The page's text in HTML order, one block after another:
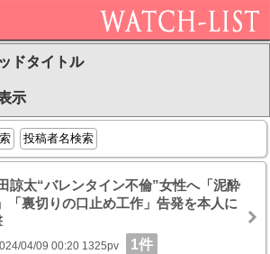
ドタイトル
示
投稿者名検索
諒太“バレンタイン不倫”女性へ「泥酔
「裏切りの口止め工作」告発を本人に
04/09 00:20 1325pv 1件